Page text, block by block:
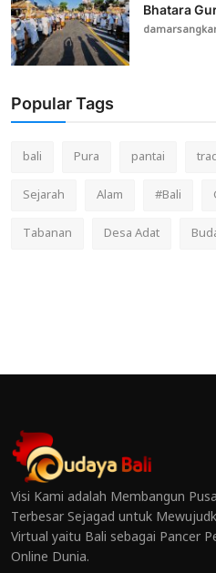
Bhatara
Popular Tags
bali Pura pantai
Sejarah
Alam #Bali
Tabanan
Desa Adat
Visi Kami adalah Membangun
Terbesar Sejagad untuk
Virtual yaitu Bali sebagai Pancer
Online Dunia.